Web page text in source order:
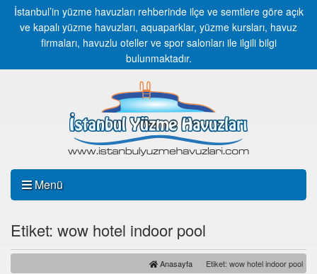
İstanbul’in yüzme havuzları rehberinde ilçe ve semtlere göre açık
ve kapalı yüzme havuzları, aquaparklar, yüzme kursları, havuz
firmaları, havuzlu oteller ve spor salonları ile ilgili bilgi
bulunmaktadır.
Menü
Etiket: wow hotel indoor pool
Anasayfa Etiket: wow hotel indoor pool